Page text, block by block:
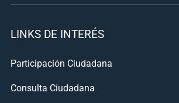
LINKS DE INTERÉS
Participación Ciudadana
Consulta Ciudadana